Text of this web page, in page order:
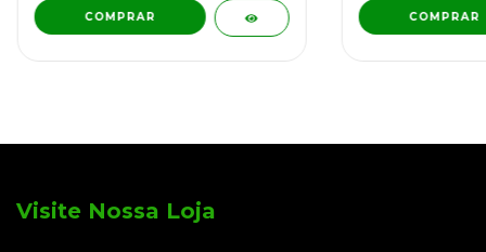
COMPRAR COMPRAR
Visite Nossa Loja